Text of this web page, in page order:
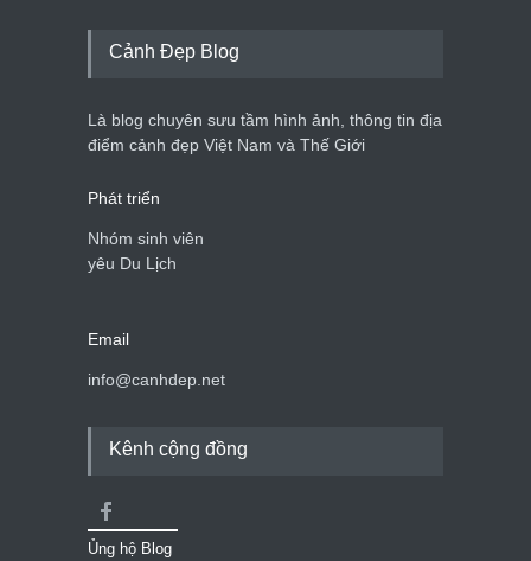
Cảnh Đẹp Blog
Là blog chuyên sưu tầm hình ảnh, thông tin địa
điểm cảnh đẹp Việt Nam và Thế Giới
Phát triển
Nhóm sinh viên
yêu Du Lịch
Email
info@canhdep.net
Kênh cộng đồng
Ủng hộ Blog